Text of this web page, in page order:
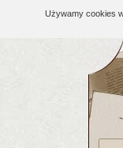
Używamy cookies